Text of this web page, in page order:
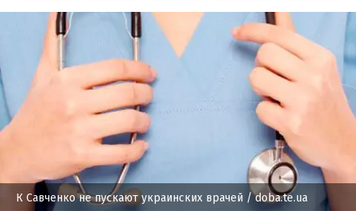
К Савченко не пускают украинских врачей / doba.te.ua